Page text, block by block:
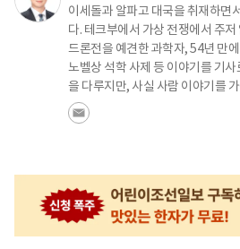
이세돌과 알파고 대국을 취재하면
다. 테크부에서 가상 전쟁에서 주
드론전을 예견한 과학자, 54년 만
노벨상 석학 사제 등 이야기를 기
을 다루지만, 사실 사람 이야기를